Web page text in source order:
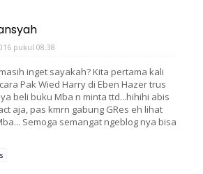
pukul 08.38
inget sayakah? Kita pertama kali
Pak Wied Harry di Eben Hazer trus
beli buku Mba n minta ttd...hihihi abis
aja, pas kmrn gabung GRes eh lihat
Semoga semangat ngeblog nya bisa